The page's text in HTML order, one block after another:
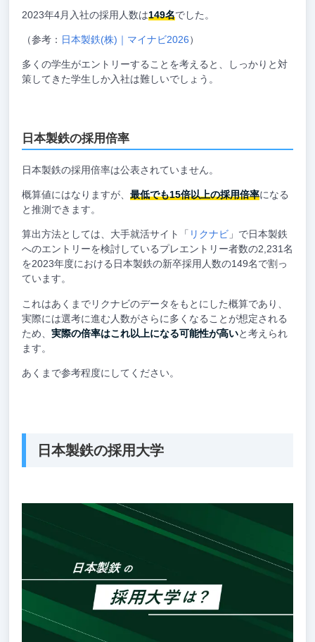
2023年4月入社の採用人数は149名でした。
（参考： 日本製鉄(株)｜マイナビ2026）
多くの学生がエントリーすることを考えると、しっかりと対
策してきた学生しか入社は難しいでしょう。
日本製鉄の採用倍率
日本製鉄の採用倍率は公表されていません。
概算値にはなりますが、 最低でも15倍以上の採用倍率になる
と推測できます。
算出方法としては、大手就活サイト「 リクナビ」で日本製鉄
へのエントリーを検討しているプレエントリー者数の2,231名
を2023年度における日本製鉄の新卒採用人数の149名で割っ
ています。
これはあくまでリクナビのデータをもとにした概算であり、
実際には選考に進む人数がさらに多くなることが想定される
ため、 実際の倍率はこれ以上になる可能性が高いと考えられ
ます。
あくまで参考程度にしてください。
日本製鉄の採用大学